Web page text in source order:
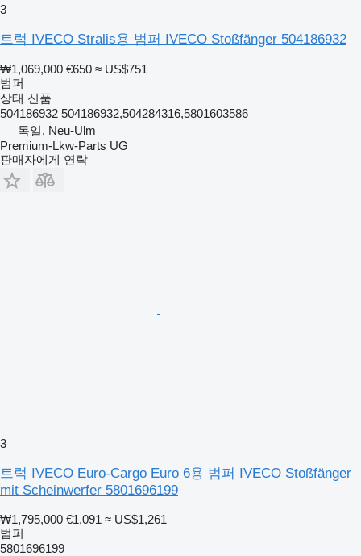
3
트럭 IVECO Stralis용 범퍼 IVECO Stoßfänger 504186932
₩1,069,000 €650 ≈ US$751
범퍼
상태 신품
504186932 504186932,504284316,5801603586
독일, Neu-Ulm
Premium-Lkw-Parts UG
판매자에게 연락
3
트럭 IVECO Euro-Cargo Euro 6용 범퍼 IVECO Stoßfänger
mit Scheinwerfer 5801696199
₩1,795,000 €1,091 ≈ US$1,261
범퍼
5801696199